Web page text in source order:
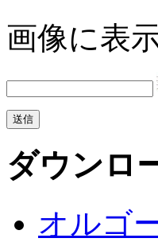
画像に表
ダウンロ
オルゴ